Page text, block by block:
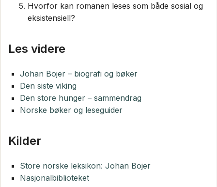
Hvorfor kan romanen leses som både sosial og
eksistensiell?
Les videre
Johan Bojer – biografi og bøker
Den siste viking
Den store hunger – sammendrag
Norske bøker og leseguider
Kilder
Store norske leksikon: Johan Bojer
Nasjonalbiblioteket